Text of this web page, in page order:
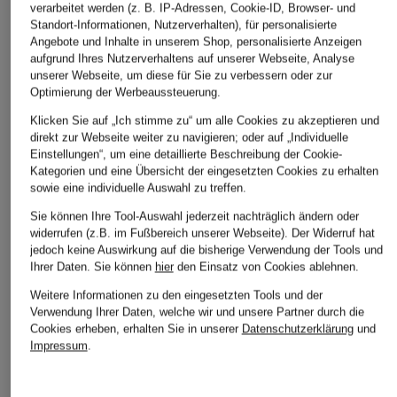
CITIZENS of
HUMANITY
Cropped Jeans FAYE
CHF 179
GOOD AMERICAN
Bootcut Jeans GOOD
LEGS
CHF 85
7 for all mankind
Cropped Jeans
CROPPED BOOT
CHF 290
Weitere Kategorien
Abendkleider
Kleider
verarbeitet werden (z. B. IP-Adressen, Cookie-ID, Browser- und
Standort-Informationen, Nutzerverhalten), für personalisierte
Angebote und Inhalte in unserem Shop, personalisierte Anzeigen
aufgrund Ihres Nutzerverhaltens auf unserer Webseite, Analyse
unserer Webseite, um diese für Sie zu verbessern oder zur
Optimierung der Werbeaussteuerung.
Klicken Sie auf „Ich stimme zu“ um alle Cookies zu akzeptieren und
direkt zur Webseite weiter zu navigieren; oder auf „Individuelle
Einstellungen“, um eine detaillierte Beschreibung der Cookie-
Kategorien und eine Übersicht der eingesetzten Cookies zu erhalten
sowie eine individuelle Auswahl zu treffen.
Sie können Ihre Tool-Auswahl jederzeit nachträglich ändern oder
widerrufen (z.B. im Fußbereich unserer Webseite). Der Widerruf hat
jedoch keine Auswirkung auf die bisherige Verwendung der Tools und
Ihrer Daten. Sie können hierden Einsatz von Cookies ablehnen.
Weitere Informationen zu den eingesetzten Tools und der
Verwendung Ihrer Daten, welche wir und unsere Partner durch die
Cookies erheben, erhalten Sie in unserer Datenschutzerklärungund
Impressum.